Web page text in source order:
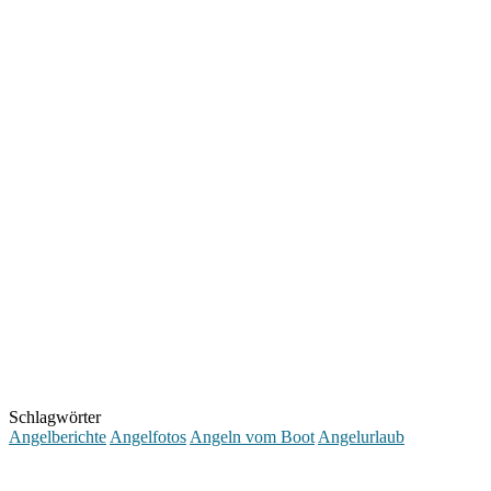
Schlagwörter
Angelberichte Angelfotos Angeln vom Boot Angelurlaub